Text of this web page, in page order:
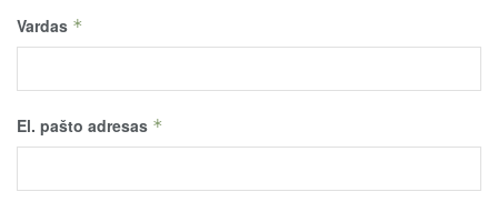
Vardas *
El. pašto adresas *